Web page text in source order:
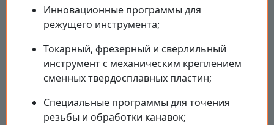
Инновационные программы для
режущего инструмента;
Токарный, фрезерный и сверлильный
инструмент с механическим креплением
сменных твердосплавных пластин;
Специальные программы для точения
резьбы и обработки канавок;